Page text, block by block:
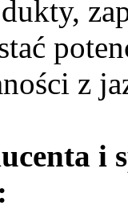
z
i